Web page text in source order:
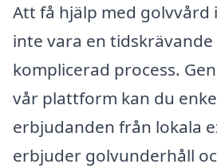
Att få hjälp med golvvård
inte vara en
komplicerad process.
vår plattform kan du
erbjudanden från lokala
erbjuder golvunderhåll